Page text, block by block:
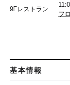
9Fレストラン
フ
基本情報